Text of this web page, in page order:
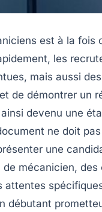
est à la
les
mais aussi
de démontrer un
devenu une
ne doit
une
mécanicien,
attentes
débutant